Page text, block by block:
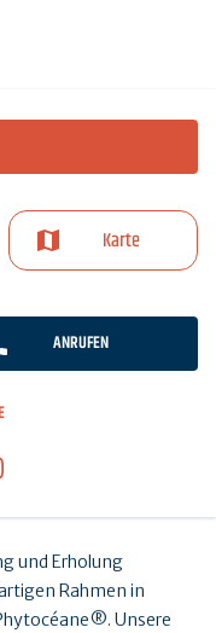
Karte
ANRUFEN
und Erholung
Rahmen in
Unsere